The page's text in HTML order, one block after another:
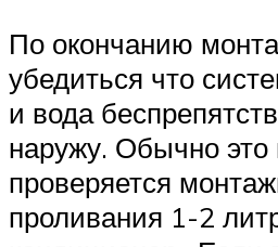
По окончанию
убедиться что
и вода
наружу. Обычно это
проверяется
проливания 1-2